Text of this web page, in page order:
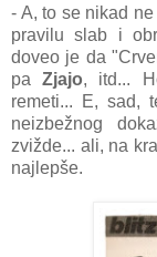
- A, to se nikad
pravilu slab i
doveo je da
paZjajo, itd...
remeti... E, sad,
neizbežnog
zvižde... ali, na
najlepše.